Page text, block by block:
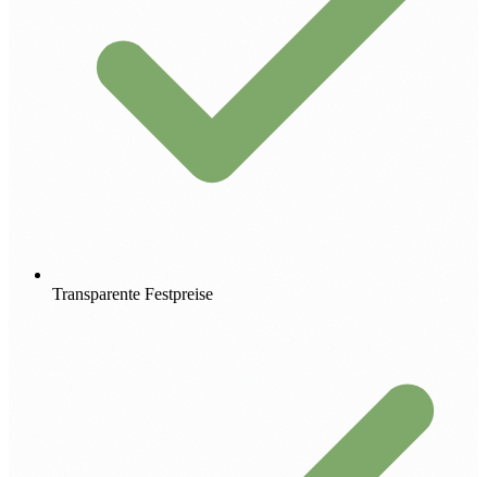
Transparente Festpreise